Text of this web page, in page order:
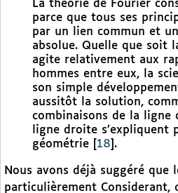
La théorie de Fourier
parce que tous ses
par un lien commun et
absolue. Quelle que soit
agite relativement aux
hommes entre eux, la
son simple
aussitôt la solution,
combinaisons de la ligne
ligne droite s’expliquent
géométrie
18 .
Nous avons déjà suggéré que
particulièrement Considerant,